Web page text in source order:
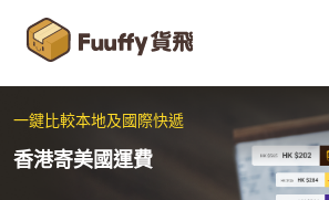
一鍵比較本地及國際快遞
香港寄美國運費